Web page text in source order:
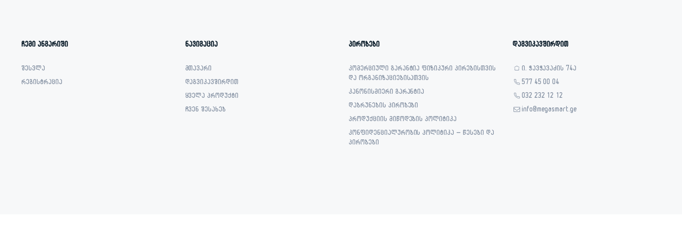
ჩემი ანგარიში
შესვლა
რეგისტრაცია
ნავიგაცია
მთავარი
დაგვიკავშირდით
ყველა პროდუქტი
ჩვენ შესახებ
პირობები
კომერციული გარანტია ფიზიკური პირებისთვის
და ორგანიზაციებისათვის
კანონისმიერი გარანტია
დაბრუნების პირობები
პროდუქციის მიწოდების პოლიტიკა
კონფიდენციალურობის პოლიტიკა – წესები და
პირობები
დაგვიკავშირდით
ი. ჭავჭავაძის 74ა
577 45 00 04
032 232 12 12
info@megasmart.ge